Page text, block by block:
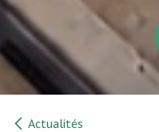
Actualités